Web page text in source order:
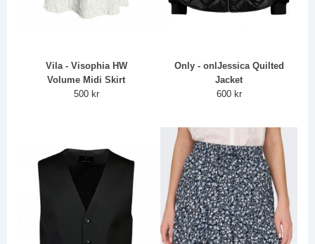
Vila - Visophia HW
Volume Midi Skirt
500 kr
Only - onlJessica Quilted
Jacket
600 kr